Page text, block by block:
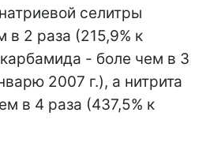
селитры
в 2 раза (215,9% к
- боле чем в 3
2007 г.), а нитрита
в 4 раза (437,5% к